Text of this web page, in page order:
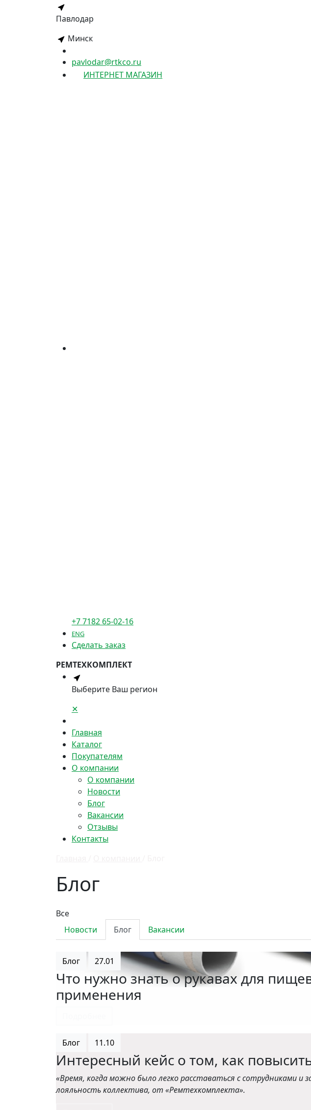
Павлодар
Минск
pavlodar@rtkco.ru
ИНТЕРНЕТ МАГАЗИН
+7 7182 65-02-16
ENG
Сделать заказ
РЕМТЕХКОМПЛЕКТ
Выберите Ваш регион
✕
Главная
Каталог
Покупателям
О компании
О компании
Новости
Блог
Вакансии
Отзывы
Контакты
Блог
Все
Новости
Блог Вакансии
Блог 27.01
Что нужно знать о рукавах для
применения
Блог 11.10
Интересный кейс о том, как
«Время, когда можно было легко расставаться с сотрудниками
лояльность коллектива, от «Ремтехкомплекта».